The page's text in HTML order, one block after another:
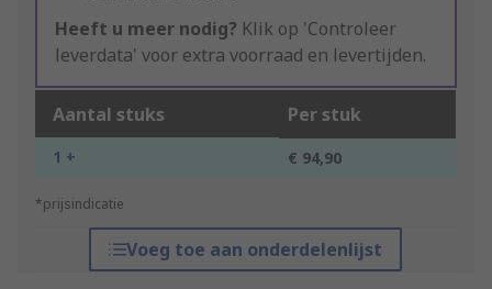
Heeft u meer nodig? Klik op 'Controleer
leverdata' voor extra voorraad en levertijden.
Aantal stuks Per stuk
1 + € 94,90
*prijsindicatie
Voeg toe aan onderdelenlijst